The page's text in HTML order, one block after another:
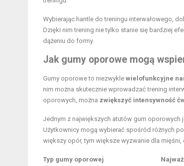
Wybierając hantle do treningu interwałowego,
Dzięki nim trening nie tylko stanie się bardziej
dążeniu do formy.
Jak gumy oporowe mogą
Gumy oporowe to niezwykle wielofunkcyjne
nim można skutecznie wprowadzać trening
oporowych, można zwiększyć intensywność
Jednym z największych atutów gum oporowych
Użytkownicy mogą wybierać spośród różnych
większy opór, tym większe wyzwanie dla
Typ gumy oporowej